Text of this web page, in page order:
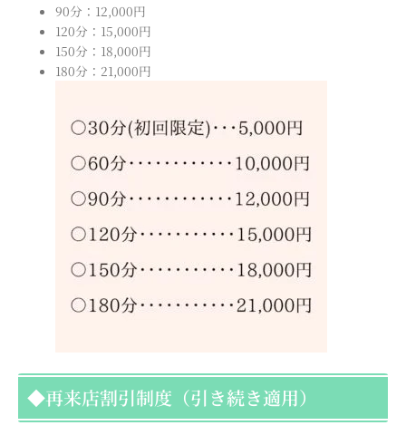
90分：12,000円
120分：15,000円
150分：18,000円
180分：21,000円
◆再来店割引制度（引き続き適用）